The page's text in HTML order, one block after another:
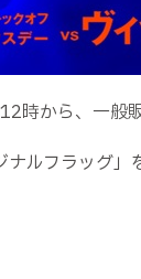
から、一般
ルフラッグ」